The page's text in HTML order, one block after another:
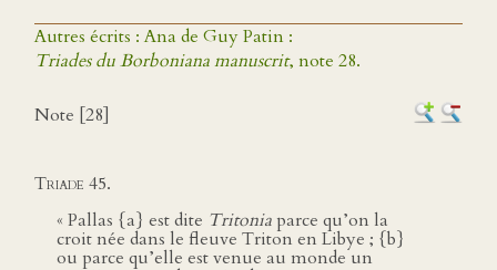
Autres écrits : Ana de Guy Patin :
Triades du Borboniana manuscrit, note 28.
Note [28]
Triade 45.
« Pallas {a} est dite Tritoniaparce qu’on la
croit née dans le fleuve Triton en Libye ; {b}
ou parce qu’elle est venue au monde un